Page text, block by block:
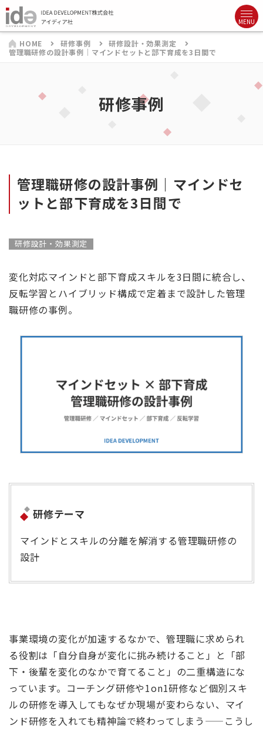
HOME 研修事例
研修設計・効果測定
管理職研修の設計事例｜マインドセットと部下育成を3日間で
研修事例
管理職研修の設計事例｜マインドセ
ットと部下育成を3日間で
研修設計・効果測定
変化対応マインドと部下育成スキルを3日間に統合し、
反転学習とハイブリッド構成で定着まで設計した管理
職研修の事例。
研修テーマ
マインドとスキルの分離を解消する管理職研修の
設計
事業環境の変化が加速するなかで、管理職に求められ
る役割は「自分自身が変化に挑み続けること」と「部
下・後輩を変化のなかで育てること」の二重構造にな
っています。コーチング研修や1on1研修など個別スキ
ルの研修を導入してもなぜか現場が変わらない、マイ
ンド研修を入れても精神論で終わってしまう——こうし